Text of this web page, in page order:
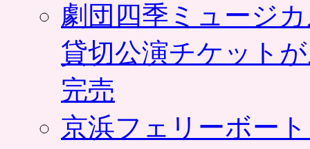
劇団四季ミュージ
貸切公演チケット
完売
京浜フェリーボー